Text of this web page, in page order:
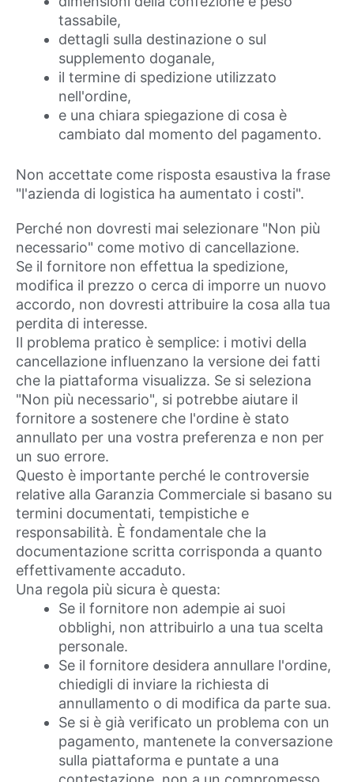
tassabile,
dettagli sulla destinazione o sul
supplemento doganale,
il termine di spedizione utilizzato
nell'ordine,
e una chiara spiegazione di cosa è
cambiato dal momento del pagamento.
Non accettate come risposta esaustiva la frase
"l'azienda di logistica ha aumentato i costi".
Perché non dovresti mai selezionare "Non più
necessario" come motivo di cancellazione.
Se il fornitore non effettua la spedizione,
modifica il prezzo o cerca di imporre un nuovo
accordo, non dovresti attribuire la cosa alla tua
perdita di interesse.
Il problema pratico è semplice: i motivi della
cancellazione influenzano la versione dei fatti
che la piattaforma visualizza. Se si seleziona
"Non più necessario", si potrebbe aiutare il
fornitore a sostenere che l'ordine è stato
annullato per una vostra preferenza e non per
un suo errore.
Questo è importante perché le controversie
relative alla Garanzia Commerciale si basano su
termini documentati, tempistiche e
responsabilità. È fondamentale che la
documentazione scritta corrisponda a quanto
effettivamente accaduto.
Una regola più sicura è questa:
Se il fornitore non adempie ai suoi
obblighi, non attribuirlo a una tua scelta
personale.
Se il fornitore desidera annullare l'ordine,
chiedigli di inviare la richiesta di
annullamento o di modifica da parte sua.
Se si è già verificato un problema con un
pagamento, mantenete la conversazione
sulla piattaforma e puntate a una